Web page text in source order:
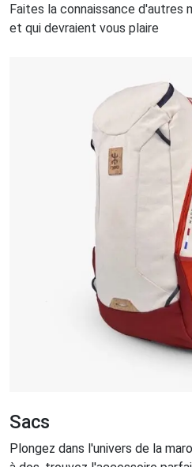
Faites la connaissance d'autres
et qui devraient vous plaire
Sacs
Plongez dans l'univers de la